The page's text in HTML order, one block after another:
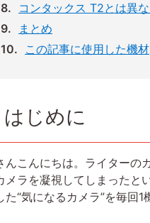
コンタックス T2とは異
まとめ
この記事に使用した機材
はじめに
んこんにちは。ライターの
メラを凝視してしまった
た“気になるカメラ”を毎回